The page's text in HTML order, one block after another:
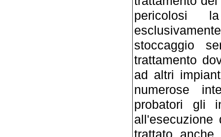
pericolosi
stoccaggio
trattamento
ad altri
numerose
probatori gli
all'esecuzione
trattato